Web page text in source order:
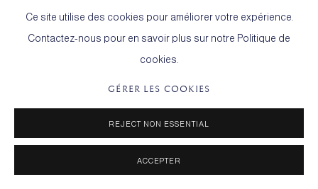
75010 Paris
© 2026 ARTLOGICWEBSITE2742 SITE PAR ARTLOGIC
Ce site utilise des cookies pour améliorer votre expérience.
Contactez-nous pour en savoir plus sur notre Politique de
cookies.
GÉRER LES COOKIES
REJECT NON ESSENTIAL
ACCEPTER